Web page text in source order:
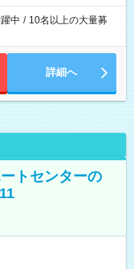
中 / 10名以上の大量募
詳細へ
トセンターの